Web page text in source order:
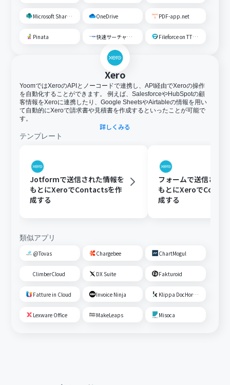
Microsoft SharePoint OneDrive PDF-app.net
Pinata 快速サーチャーGX Fileforce on TTS Cloud
Xero
YoomではXeroのAPIとノーコードで連携し、API経由でXeroの操作
を自動化することができます。 例えば、SalesforceやHubSpotの顧
客情報をXeroに連携したり、Google SheetsやAirtableの情報を用い
て自動的にXeroで請求書や見積書を作成するといったことが可能で
す。
詳しくみる
テンプレート
Jotformで送信された情報を
もとにXeroでContactsを作
成する
フォームで送信され
もとにXeroで
成する
類似アプリ
@Tovas Chargebee ChartMogul
ClimberCloud DX Suite Fakturoid
Fatture in Cloud Invoice Ninja Klippa DocHorizon
Lexware Office MakeLeaps Misoca